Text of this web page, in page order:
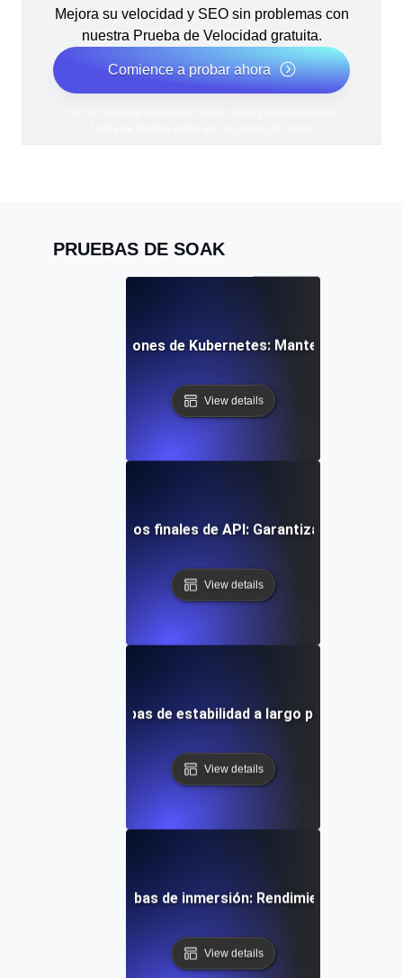
Mejora su velocidad y SEO sin problemas con
nuestra Prueba de Velocidad gratuita.
Comience a probar ahora
PRUEBAS DE SOAK
para implementaciones de Kubernetes: Manteniendo los
View details
continua para puntos finales de API: Garantizando
View details
de datos: Pruebas de estabilidad a largo plazo del
View details
a eventos Pruebas de inmersión: Rendimiento
View details